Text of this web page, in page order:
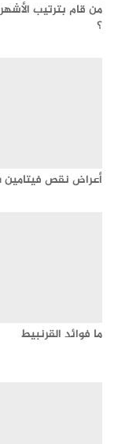
من قام بترتيب الأشهر
؟
أعراض نقص فيتامين
ما فوائد القرنبيط